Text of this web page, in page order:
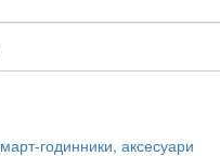
годинники, аксесуари